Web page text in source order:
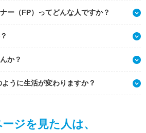
ー（FP）ってどんな人ですか？
か？
うに生活が変わりますか？
ジを見た人は、